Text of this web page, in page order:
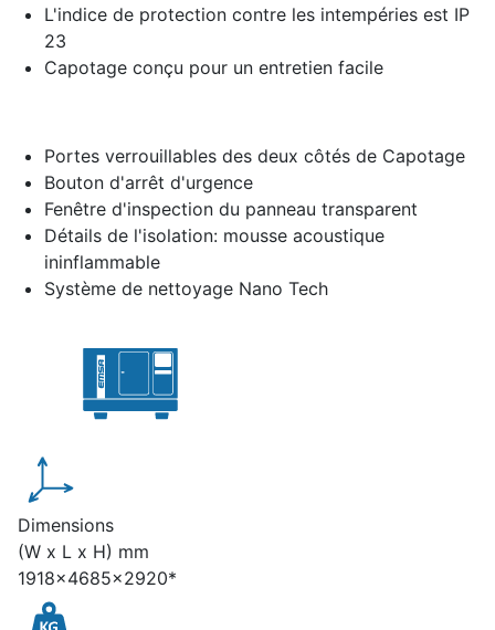
L'indice de protection contre les intempéries est IP
23
Capotage conçu pour un entretien facile
Portes verrouillables des deux côtés de Capotage
Bouton d'arrêt d'urgence
Fenêtre d'inspection du panneau transparent
Détails de l'isolation: mousse acoustique
ininflammable
Système de nettoyage Nano Tech
Dimensions
(W x L x H) mm
1918x4685x2920*